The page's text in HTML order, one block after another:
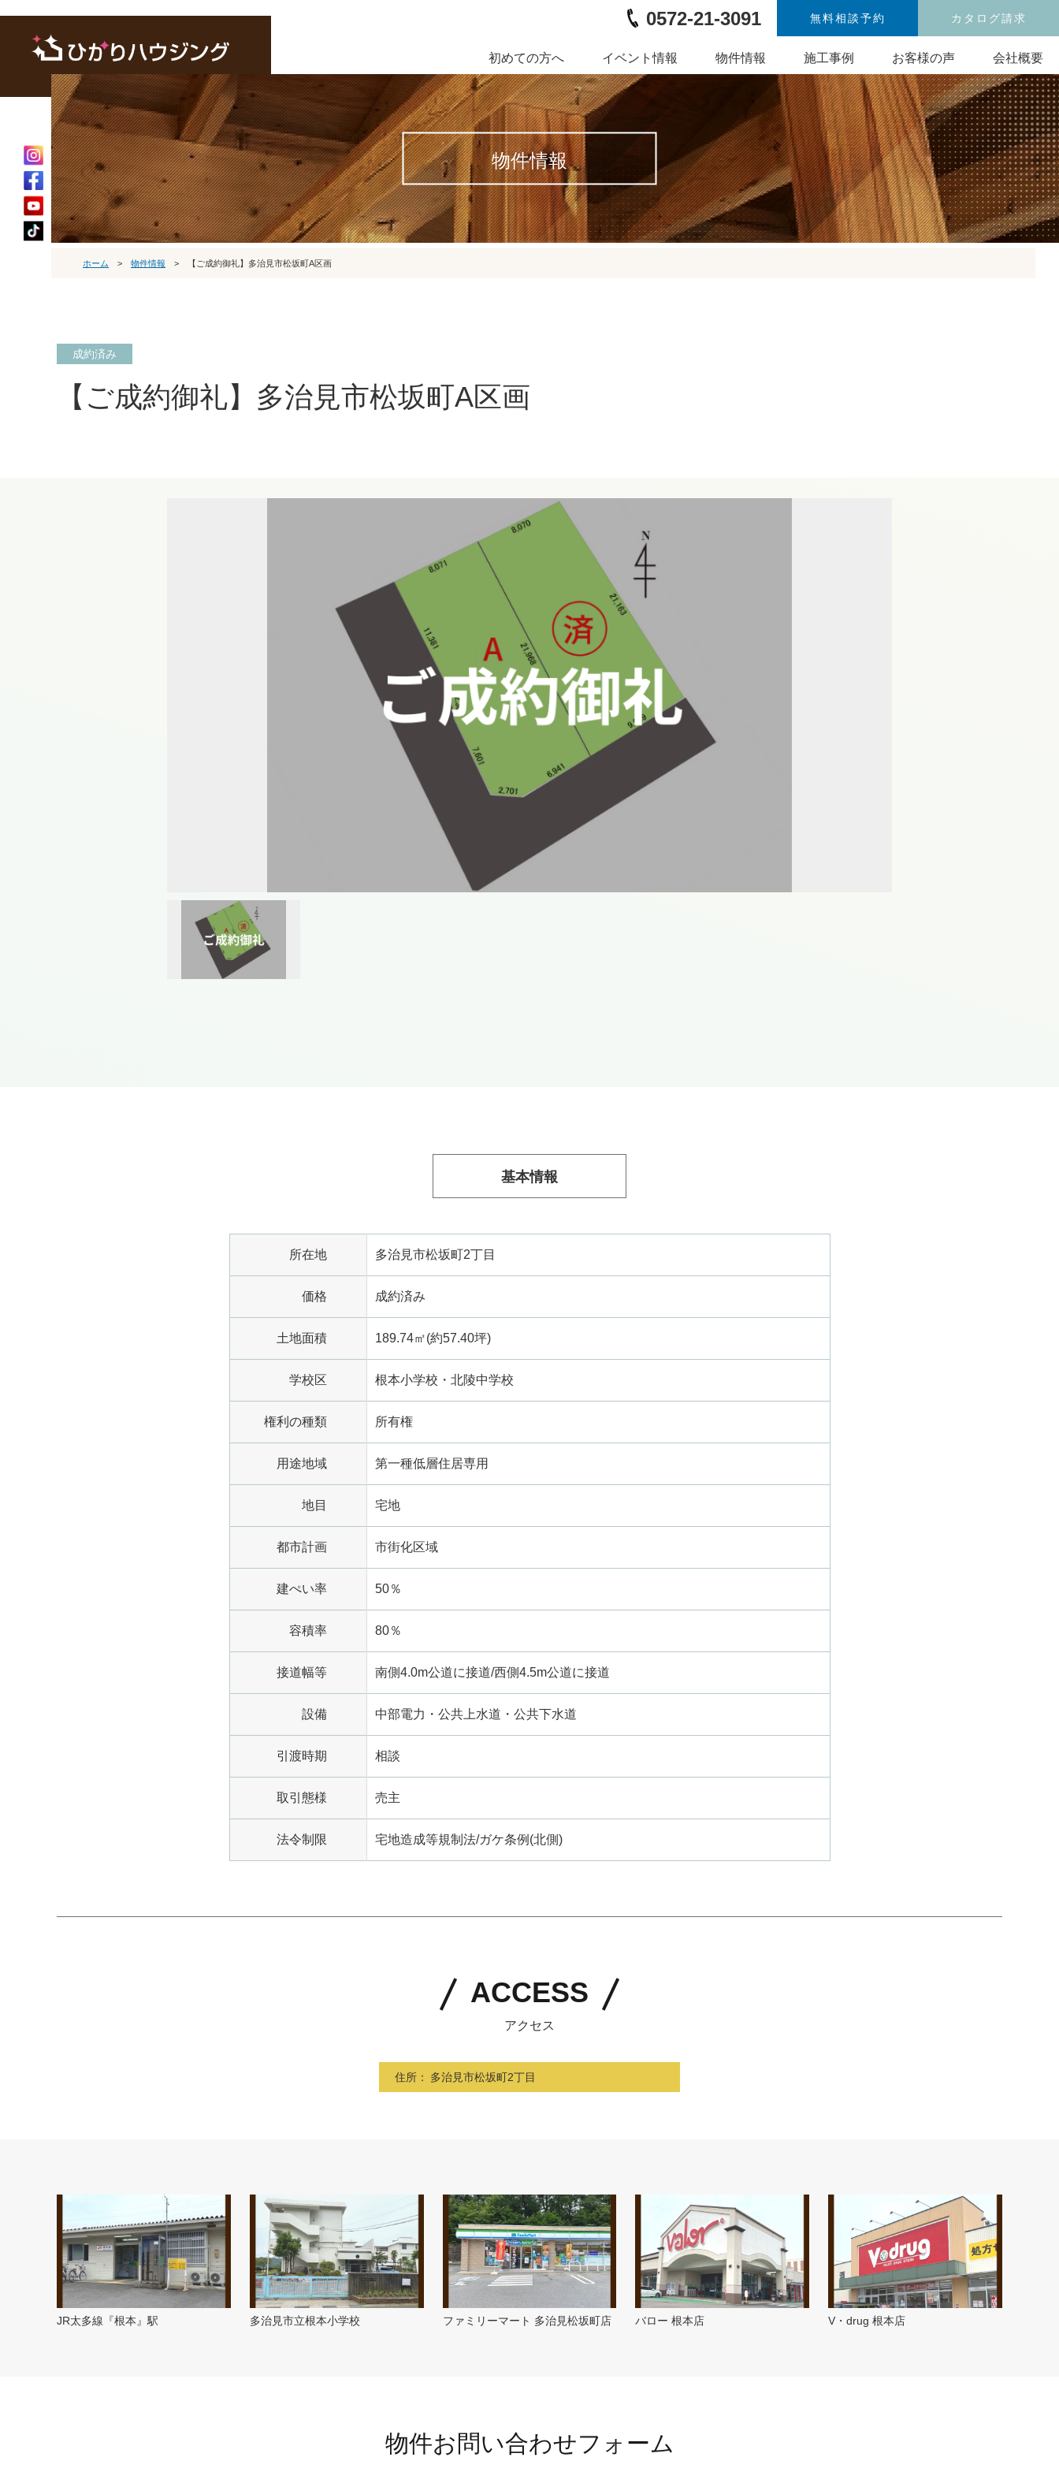
0572-21-3091 無料相談予約 カタログ請求
初めての方へ イベント情報 物件情報 施工事例 お客様の声 会社概要
物件情報
ホーム > 物件情報 > 【ご成約御礼】多治見市松坂町A区画
成約済み
【ご成約御礼】多治見市松坂町A区画
基本情報
所在地 多治見市松坂町2丁目
価格 成約済み
土地面積 189.74㎡(約57.40坪)
学校区 根本小学校・北陵中学校
権利の種類 所有権
用途地域 第一種低層住居専用
地目 宅地
都市計画 市街化区域
建ぺい率 50％
容積率 80％
接道幅等 南側4.0m公道に接道/西側4.5m公道に接道
設備 中部電力・公共上水道・公共下水道
引渡時期 相談
取引態様 売主
法令制限 宅地造成等規制法/ガケ条例(北側)
ACCESS
アクセス
住所： 多治見市松坂町2丁目
JR太多線『根本』駅 多治見市立根本小学校 ファミリーマート 多治見松坂町店 バロー 根本店 V・drug 根本店
物件お問い合わせフォーム